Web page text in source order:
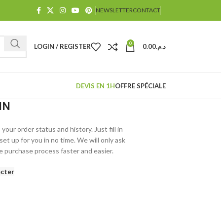
NEWSLETTERCONTACT
LOGIN / REGISTER 0 د.م.0.00
DEVIS EN 1HOFFRE SPÉCIALE
order status and history. Just fill in
up for you in no time. We will only ask
process faster and easier.